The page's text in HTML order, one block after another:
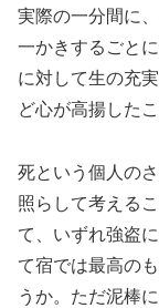
実際の一分間に
一かきするごと
に対して生の充
ど心が高揚したこ
死という個人の
照らして考える
て、いずれ強盗
て宿では最高の
うか。ただ泥棒